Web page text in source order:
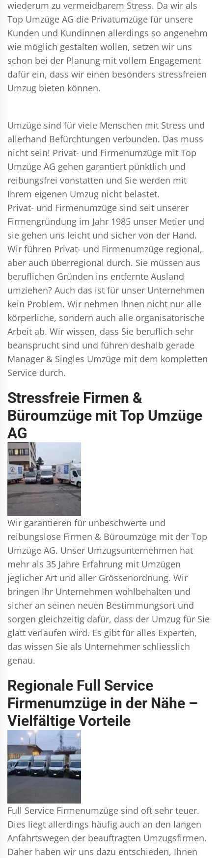
wiederum zu vermeidbarem Stress. Da wir als
Top Umzüge AG die Privatumzüge für unsere
Kunden und Kundinnen allerdings so angenehm
wie möglich gestalten wollen, setzen wir uns
schon bei der Planung mit vollem Engagement
dafür ein, dass wir einen besonders stressfreien
Umzug bieten können.
Umzüge sind für viele Menschen mit Stress und
allerhand Befürchtungen verbunden. Das muss
nicht sein! Privat- und Firmenumzüge mit Top
Umzüge AG gehen garantiert pünktlich und
reibungsfrei vonstatten und Sie werden mit
Ihrem eigenen Umzug nicht belastet.
Privat- und Firmenumzüge sind seit unserer
Firmengründung im Jahr 1985 unser Metier und
sie gehen uns leicht und sicher von der Hand.
Wir führen Privat- und Firmenumzüge regional,
aber auch überregional durch. Sie müssen aus
beruflichen Gründen ins entfernte Ausland
umziehen? Auch das ist für unser Unternehmen
kein Problem. Wir nehmen Ihnen nicht nur alle
körperliche, sondern auch alle organisatorische
Arbeit ab. Wir wissen, dass Sie beruflich sehr
beansprucht sind und führen deshalb gerade
Manager & Singles Umzüge mit dem kompletten
Service durch.
Stressfreie Firmen &
Büroumzüge mit Top Umzüge
AG
Wir garantieren für unbeschwerte und
reibungslose Firmen & Büroumzüge mit der Top
Umzüge AG. Unser Umzugsunternehmen hat
mehr als 35 Jahre Erfahrung mit Umzügen
jeglicher Art und aller Grössenordnung. Wir
bringen Ihr Unternehmen wohlbehalten und
sicher an seinen neuen Bestimmungsort und
sorgen gleichzeitig dafür, dass der Umzug für Sie
glatt verlaufen wird. Es gibt für alles Experten,
das wissen Sie als Unternehmer schliesslich
genau.
Regionale Full Service
Firmenumzüge in der Nähe –
Vielfältige Vorteile
Full Service Firmenumzüge sind oft sehr teuer.
Dies liegt allerdings häufig auch an den langen
Anfahrtswegen der beauftragten Umzugsfirmen.
Daher haben wir uns dazu entschieden, Ihnen